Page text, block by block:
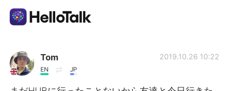
Aplicación de intercambio de idiomas
AI Grammar Checker
Tom
EN JP
2019.10.26 10:22